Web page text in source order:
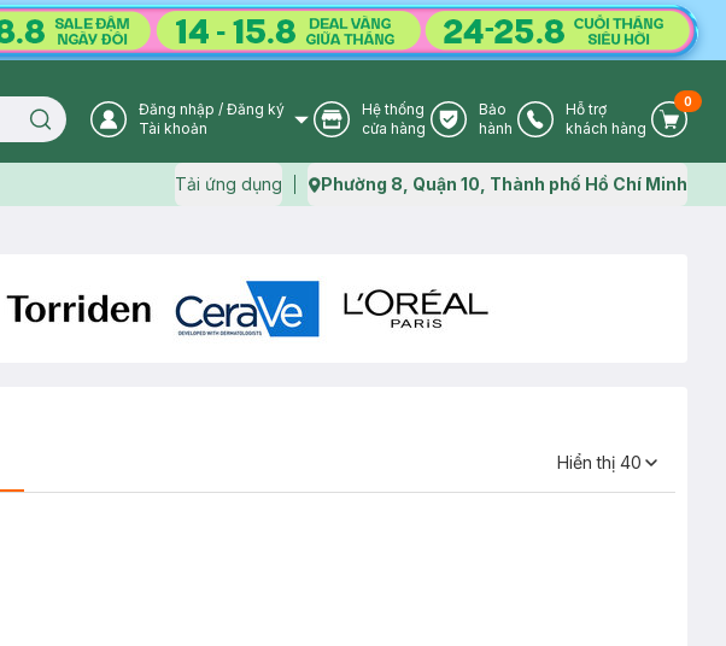
Search icon User Icon
Đăng nhập / Đăng ký
Tài khoản
Store Icon
Hệ thống
cửa hàng
Warranty Icon
Bảo
hành
Phone Icon
Hỗ trợ
khách hàng
Cart
0
Tải ứng dụng Map icon
Phường 8, Quận 10, Thành phố Hồ Chí Minh
Hiển thị 40